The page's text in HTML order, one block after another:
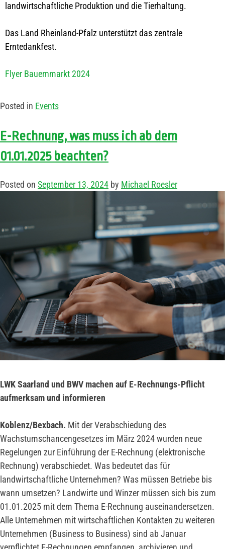
landwirtschaftliche Produktion und die Tierhaltung.
Das Land Rheinland-Pfalz unterstützt das zentrale
Erntedankfest.
Flyer Bauernmarkt 2024
Posted in Events
E-Rechnung, was muss ich ab dem
01.01.2025 beachten?
Posted on September 13, 2024 by Michael Roesler
LWK Saarland und BWV machen auf E-Rechnungs-Pflicht
aufmerksam und informieren
Koblenz/Bexbach. Mit der Verabschiedung des
Wachstumschancengesetzes im März 2024 wurden neue
Regelungen zur Einführung der E-Rechnung (elektronische
Rechnung) verabschiedet. Was bedeutet das für
landwirtschaftliche Unternehmen? Was müssen Betriebe bis
wann umsetzen? Landwirte und Winzer müssen sich bis zum
01.01.2025 mit dem Thema E-Rechnung auseinandersetzen.
Alle Unternehmen mit wirtschaftlichen Kontakten zu weiteren
Unternehmen (Business to Business) sind ab Januar